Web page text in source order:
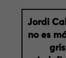
Jordi
no es